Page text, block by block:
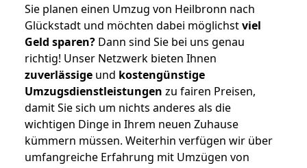
Sie planen einen Umzug von Heilbronn nach
Glückstadt und möchten dabei möglichstviel
Geld sparen? Dann sind Sie bei uns genau
richtig! Unser Netzwerk bieten Ihnen
zuverlässige und kostengünstige
Umzugsdienstleistungen zu fairen Preisen,
damit Sie sich um nichts anderes als die
wichtigen Dinge in Ihrem neuen Zuhause
kümmern müssen. Weiterhin verfügen wir über
umfangreiche Erfahrung mit Umzügen von